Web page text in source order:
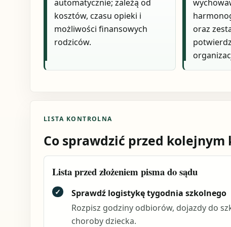
automatycznie; zależą od
kosztów, czasu opieki i
możliwości finansowych
rodziców.
oraz
LISTA KONTROLNA
Co sprawdzić przed kolejnym
Lista przed złożeniem pisma do sądu
✓
Sprawdź logistykę tygodnia szkolnego
Rozpisz godziny odbiorów, dojazdy do
choroby dziecka.